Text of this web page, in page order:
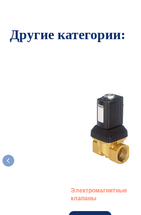
Другие категории:
Электромагнитные
клапаны